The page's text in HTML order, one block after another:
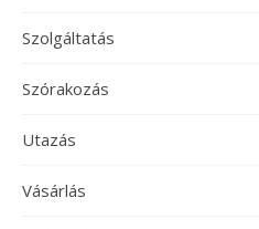
Szolgáltatás
Szórakozás
Utazás
Vásárlás